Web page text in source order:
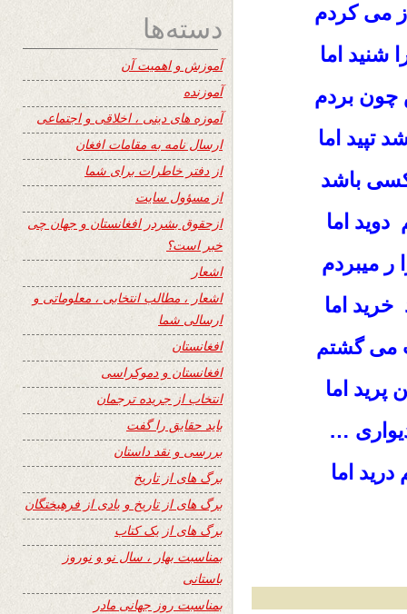
می کردم
اما
چون بردم
تپید اما
باشد
اما
ر میبردم
اما
میگشتم
اما
…
اما
دسته‌ها
آموزش و اهمیت آن
آموزنده
آموزه های دینی ، اخلاقی و اجتماعی
ارسال نامه به مقامات افغان
از دفتر خاطرات برای شما
از مسؤول سایت
ازحقوق بشردر افغانستان و جهان چی
خبر است؟
اشعار
اشعار ، مطالب انتخابی ، معلوماتی و
ارسالی شما
افغانستان
افغانستان و دموکراسی
انتخاب از جریده ترجمان
باید حقایق را گفت
بررسی و نقد داستان
برگ های از تاریخ
برگ های از تاریخ و یادی از فرهیختگان
برگ های از یک کتاب
بمناسبت بهار ، سال نو و نوروز
باستانی
بمناسبت روز جهانی مادر